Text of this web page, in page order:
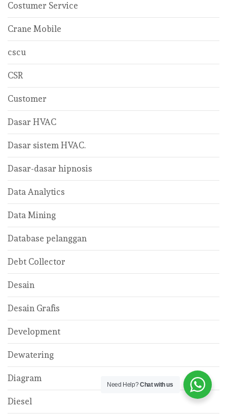
Costumer Service
Crane Mobile
cscu
CSR
Customer
Dasar HVAC
Dasar sistem HVAC.
Dasar-dasar hipnosis
Data Analytics
Data Mining
Database pelanggan
Debt Collector
Desain
Desain Grafis
Development
Dewatering
Diagram
Diesel
Need Help?Chat with us